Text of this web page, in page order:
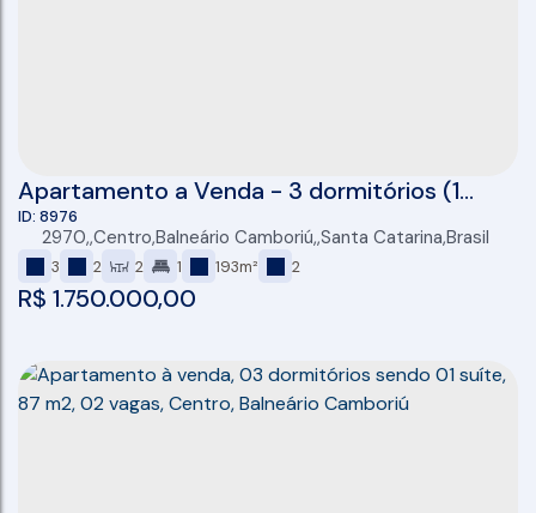
Apartamento a Venda - 3 dormitórios (1
suíte + 2 ) - 2 vagas de garagem individuais -
Sacada com Churrasqueira - 104 m2
privativos- Balneario Camboriú - Centro
R$ 1.750.000,00
8976
2970 ,Centro,Balneário Camboriú ,Santa Catarina,Brasil
3 2 2 1 193m² 2